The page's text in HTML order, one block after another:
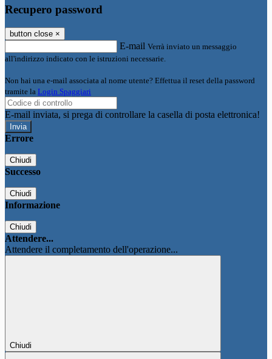
Recupero password
button close ×
E-mail Verrà inviato un messaggio
all'indirizzo indicato con le istruzioni necessarie.
Non hai una e-mail associata al nome utente? Effettua il reset della password
tramite la Login Spaggiari
E-mail inviata, si prega di controllare la casella di posta elettronica!
Errore
Chiudi
Successo
Chiudi
Informazione
Chiudi
Attendere...
Attendere il completamento dell'operazione...
Chiudi